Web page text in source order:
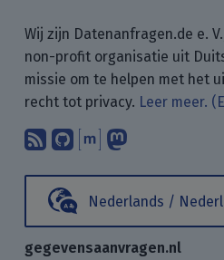
Wij zijn Datenanfragen.de e.
non-profit organisatie uit
missie om te helpen met het
recht tot privacy. Leer meer.
Abonneer op
Vind ons op
Praat met
Nederlands /
gegevensaanvragen.nl